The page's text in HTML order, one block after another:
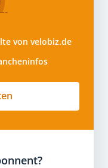
von velobiz.de